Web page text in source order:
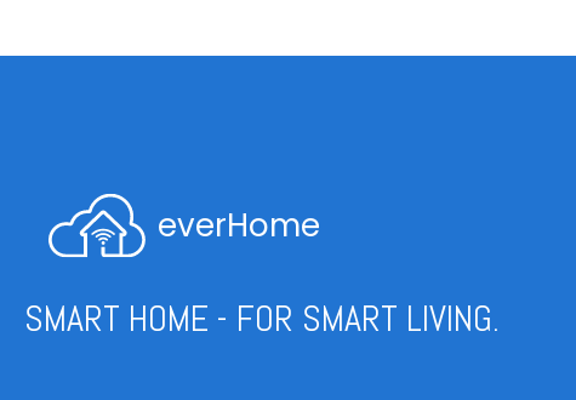
everHome
SMART HOME - FOR SMART LIVING.